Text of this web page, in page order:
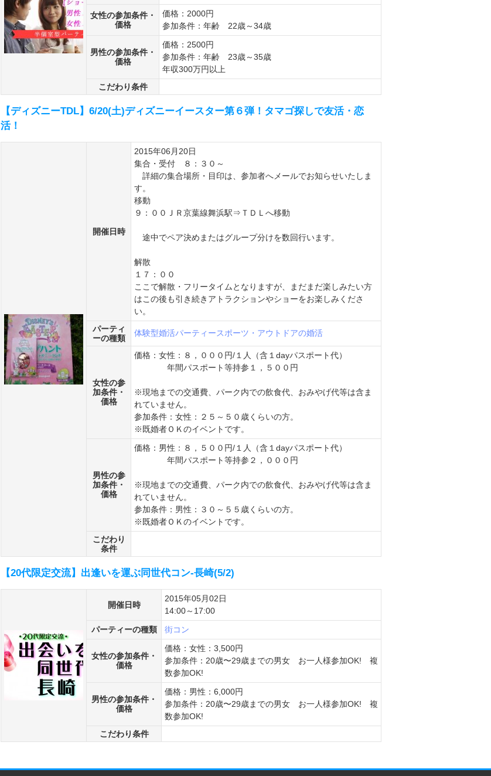
女性の参加条件・
価格
価格：2000円
参加条件：年齢 22歳～34歳
男性の参加条件・
価格
価格：2500円
参加条件：年齢 23歳～35歳
年収300万円以上
こだわり条件
【ディズニーTDL】6/20(土)ディズニーイースター第６弾！タマゴ探しで友活・恋
活！
開催日時
2015年06月20日
集合・受付 ８：３０～
詳細の集合場所・目印は、参加者へメールでお知らせいたしま
す。
移動
９：００ＪＲ京葉線舞浜駅⇒ＴＤＬへ移動
途中でペア決めまたはグループ分けを数回行います。
解散
１７：００
ここで解散・フリータイムとなりますが、まだまだ楽しみたい方
はこの後も引き続きアトラクションやショーをお楽しみくださ
い。
パーティ
ーの種類
体験型婚活パーティースポーツ・アウトドアの婚活
女性の参
加条件・
価格
価格：女性：８，０００円/１人（含１dayパスポート代）
年間パスポート等持参１，５００円
※現地までの交通費、パーク内での飲食代、おみやげ代等は含ま
れていません。
参加条件：女性：２５～５０歳くらいの方。
※既婚者ＯＫのイベントです。
男性の参
加条件・
価格
価格：男性：８，５００円/１人（含１dayパスポート代）
年間パスポート等持参２，０００円
※現地までの交通費、パーク内での飲食代、おみやげ代等は含ま
れていません。
参加条件：男性：３０～５５歳くらいの方。
※既婚者ＯＫのイベントです。
こだわり
条件
【20代限定交流】出逢いを運ぶ同世代コン-長崎(5/2)
開催日時
2015年05月02日
14:00～17:00
パーティーの種類
街コン
女性の参加条件・
価格
価格：女性：3,500円
参加条件：20歳〜29歳までの男女 お一人様参加OK! 複
数参加OK!
男性の参加条件・
価格
価格：男性：6,000円
参加条件：20歳〜29歳までの男女 お一人様参加OK! 複
数参加OK!
こだわり条件